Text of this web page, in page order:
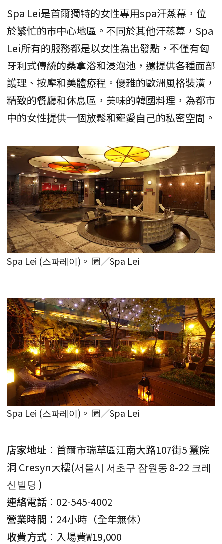
Spa Lei是首爾獨特的女性專用spa汗蒸幕，位
於繁忙的市中心地區。不同於其他汗蒸幕，Spa
Lei所有的服務都是以女性為出發點，不僅有匈
牙利式傳統的桑拿浴和浸泡池，還提供各種面部
護理、按摩和美體療程。優雅的歐洲風格裝潢，
精致的餐廳和休息區，美味的韓國料理，為都市
中的女性提供一個放鬆和寵愛自己的私密空間。
Spa Lei (스파레이)。 圖／Spa Lei
Spa Lei (스파레이)。 圖／Spa Lei
店家地址 ：首爾市瑞草區江南大路107街5 蠶院
洞 Cresyn大樓(서울시 서초구 잠원동 8-22 크레
신빌딩 )
連絡電話 ：02-545-4002
營業時間 ：24小時（全年無休）
收費方式 ：入場費₩19,000